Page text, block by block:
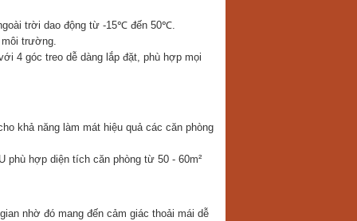
trời dao động từ -15℃ đến 50℃.
trường.
4 góc treo dễ dàng lắp đặt, phù hợp mọi
khả năng làm mát hiệu quả các căn phòng
phù hợp diện tích căn phòng từ 50 - 60m²
nhờ đó mang đến cảm giác thoải mái dễ